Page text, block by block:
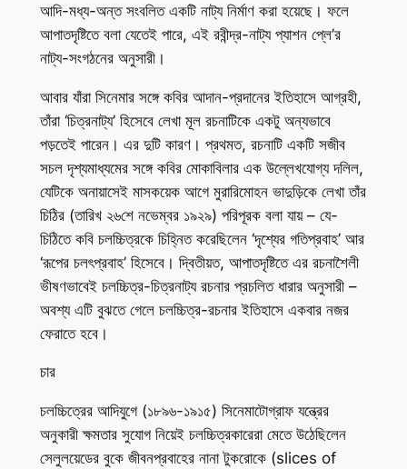
আদি-মধ্য-অন্ত সংবলিত একটি নাট্য নির্মাণ করা হয়েছে। ফলে
আপাতদৃষ্টিতে বলা যেতেই পারে, এই রবীন্দ্র-নাট্য প্যাশন প্লে’র
নাট্য-সংগঠনের অনুসারী।
আবার যাঁরা সিনেমার সঙ্গে কবির আদান-প্রদানের ইতিহাসে আগ্রহী,
তাঁরা ‘চিত্রনাট্য’ হিসেবে লেখা মূল রচনাটিকে একটু অন্যভাবে
পড়তেই পারেন। এর দুটি কারণ। প্রথমত, রচনাটি একটি সজীব
সচল দৃশ্যমাধ্যমের সঙ্গে কবির মোকাবিলার এক উল্লেখযোগ্য দলিল,
যেটিকে অনায়াসেই মাসকয়েক আগে মুরারিমোহন ভাদুড়িকে লেখা তাঁর
চিঠির (তারিখ ২৬শে নভেম্বর ১৯২৯) পরিপূরক বলা যায় – যে-
চিঠিতে কবি চলচ্চিত্রকে চিহ্নিত করেছিলেন ‘দৃশ্যের গতিপ্রবাহ’ আর
‘রূপের চলৎপ্রবাহ’ হিসেবে। দ্বিতীয়ত, আপাতদৃষ্টিতে এর রচনাশৈলী
ভীষণভাবেই চলচ্চিত্র-চিত্রনাট্য রচনার প্রচলিত ধারার অনুসারী –
অবশ্য এটি বুঝতে গেলে চলচ্চিত্র-রচনার ইতিহাসে একবার নজর
ফেরাতে হবে।
চার
চলচ্চিত্রের আদিযুগে (১৮৯৬-১৯১৫) সিনেমাটোগ্রাফ যন্ত্রের
অনুকারী ক্ষমতার সুযোগ নিয়েই চলচ্চিত্রকারেরা মেতে উঠেছিলেন
সেলুলয়েডের বুকে জীবনপ্রবাহের নানা টুকরোকে (slices of